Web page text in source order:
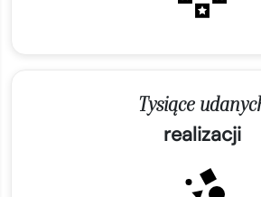
Tysiące
realizacji